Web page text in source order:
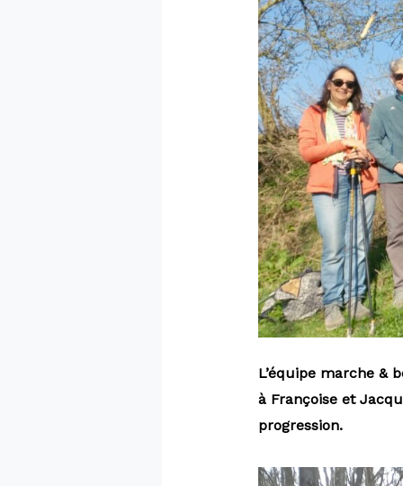
L’équipe marche &
à Françoise et
progression.